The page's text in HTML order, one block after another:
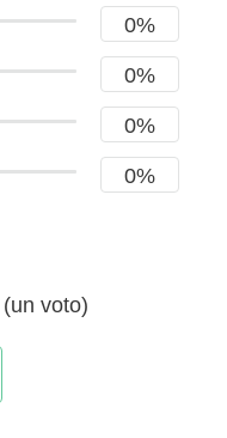
0%
0%
0%
0%
(un voto)